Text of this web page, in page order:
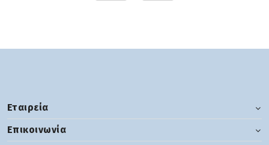
Εταιρεία
Επικοινωνία